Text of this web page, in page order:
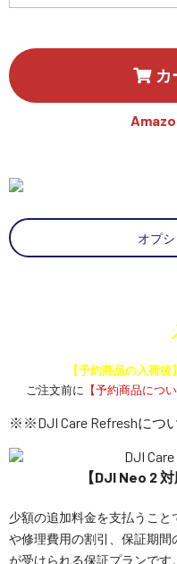
カ
オプ
【予約商品の入荷後】
ご注文前に
【予約商品につ
※※DJI Care Refreshに
【DJI Neo 2
少額の追加料金を支払うこ
や修理費用の割引、保証期間
が受けられる保証プランです。